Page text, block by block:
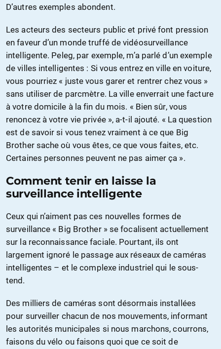
D’autres exemples abondent.
Les acteurs des secteurs public et privé font pression
en faveur d’un monde truffé de vidéosurveillance
intelligente. Peleg, par exemple, m’a parlé d’un exemple
de villes intelligentes : Si vous entrez en ville en voiture,
vous pourriez « juste vous garer et rentrer chez vous »
sans utiliser de parcmètre. La ville enverrait une facture
à votre domicile à la fin du mois. « Bien sûr, vous
renoncez à votre vie privée », a-t-il ajouté. « La question
est de savoir si vous tenez vraiment à ce que Big
Brother sache où vous êtes, ce que vous faites, etc.
Certaines personnes peuvent ne pas aimer ça ».
Comment tenir en laisse la
surveillance intelligente
Ceux qui n’aiment pas ces nouvelles formes de
surveillance « Big Brother » se focalisent actuellement
sur la reconnaissance faciale. Pourtant, ils ont
largement ignoré le passage aux réseaux de caméras
intelligentes – et le complexe industriel qui le sous-
tend.
Des milliers de caméras sont désormais installées
pour surveiller chacun de nos mouvements, informant
les autorités municipales si nous marchons, courrons,
faisons du vélo ou faisons quoi que ce soit de